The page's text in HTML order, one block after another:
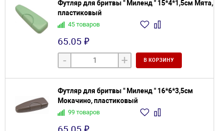
Футляр для бритвы " Миленд " 15*4*1,5см Мята,
пластиковый
45 товаров
65.05 ₽
- + В КОРЗИНУ
Футляр для бритвы " Миленд " 16*6*3,5см
Мокачино, пластиковый
99 товаров